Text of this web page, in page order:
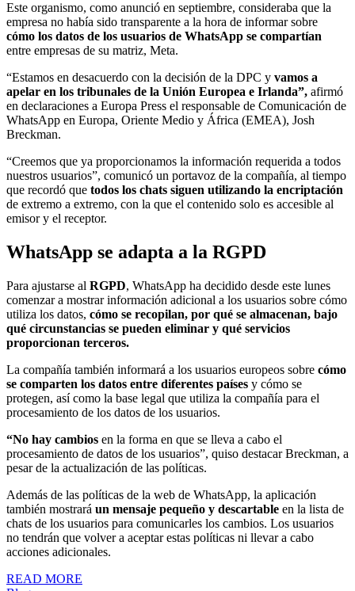
Este organismo, como anunció en septiembre, consideraba que la
empresa no había sido transparente a la hora de informar sobre
cómo los datos de los usuarios de WhatsApp se compartían
entre empresas de su matriz, Meta.
“Estamos en desacuerdo con la decisión de la DPC y vamos a
apelar en los tribunales de la Unión Europea e Irlanda”, afirmó
en declaraciones a Europa Press el responsable de Comunicación de
WhatsApp en Europa, Oriente Medio y África (EMEA), Josh
Breckman.
“Creemos que ya proporcionamos la información requerida a todos
nuestros usuarios”, comunicó un portavoz de la compañía, al tiempo
que recordó que todos los chats siguen utilizando la encriptación
de extremo a extremo, con la que el contenido solo es accesible al
emisor y el receptor.
WhatsApp se adapta a la RGPD
Para ajustarse al RGPD, WhatsApp ha decidido desde este lunes
comenzar a mostrar información adicional a los usuarios sobre cómo
utiliza los datos, cómo se recopilan, por qué se almacenan, bajo
qué circunstancias se pueden eliminar y qué servicios
proporcionan terceros.
La compañía también informará a los usuarios europeos sobre cómo
se comparten los datos entre diferentes países y cómo se
protegen, así como la base legal que utiliza la compañía para el
procesamiento de los datos de los usuarios.
“No hay cambios en la forma en que se lleva a cabo el
procesamiento de datos de los usuarios”, quiso destacar Breckman, a
pesar de la actualización de las políticas.
Además de las políticas de la web de WhatsApp, la aplicación
también mostrará un mensaje pequeño y descartable en la lista de
chats de los usuarios para comunicarles los cambios. Los usuarios
no tendrán que volver a aceptar estas políticas ni llevar a cabo
acciones adicionales.
READ MORE